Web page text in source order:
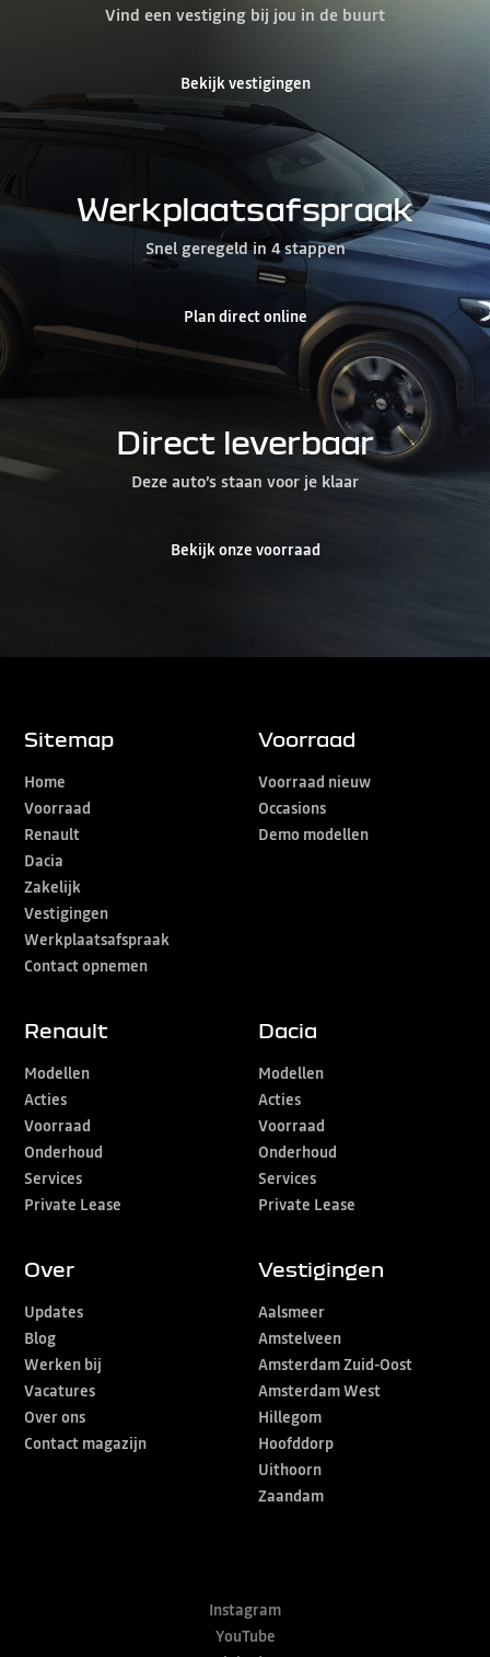
Vind een vestiging bij jou in de buurt
Bekijk vestigingen
Werkplaatsafspraak
Snel geregeld in 4 stappen
Plan direct online
Direct leverbaar
Deze auto’s staan voor je klaar
Bekijk onze voorraad
Sitemap
Home
Voorraad
Renault
Dacia
Zakelijk
Vestigingen
Werkplaatsafspraak
Contact opnemen
Voorraad
Voorraad nieuw
Occasions
Demo modellen
Renault
Modellen
Acties
Voorraad
Onderhoud
Services
Private Lease
Dacia
Modellen
Acties
Voorraad
Onderhoud
Services
Private Lease
Over
Updates
Blog
Werken bij
Vacatures
Over ons
Contact magazijn
Vestigingen
Aalsmeer
Amstelveen
Amsterdam Zuid-Oost
Amsterdam West
Hillegom
Hoofddorp
Uithoorn
Zaandam
Instagram
YouTube